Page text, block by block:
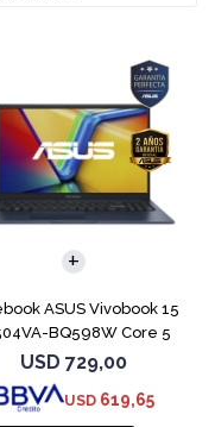
ASUS Vivobook 15
BQ598W Core 5
120U 512GB
USD 729,00
USD 619,65
COMPARAR